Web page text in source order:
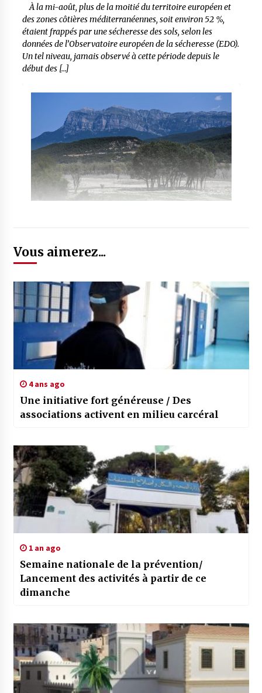
À la mi-août, plus de la moitié du territoire européen et
des zones côtières méditerranéennes, soit environ 52 %,
étaient frappés par une sécheresse des sols, selon les
données de l’Observatoire européen de la sécheresse (EDO).
Un tel niveau, jamais observé à cette période depuis le
début des […]
Vous aimerez...
4 ans ago
Une initiative fort généreuse / Des
associations activent en milieu carcéral
1 an ago
Semaine nationale de la prévention/
Lancement des activités à partir de ce
dimanche